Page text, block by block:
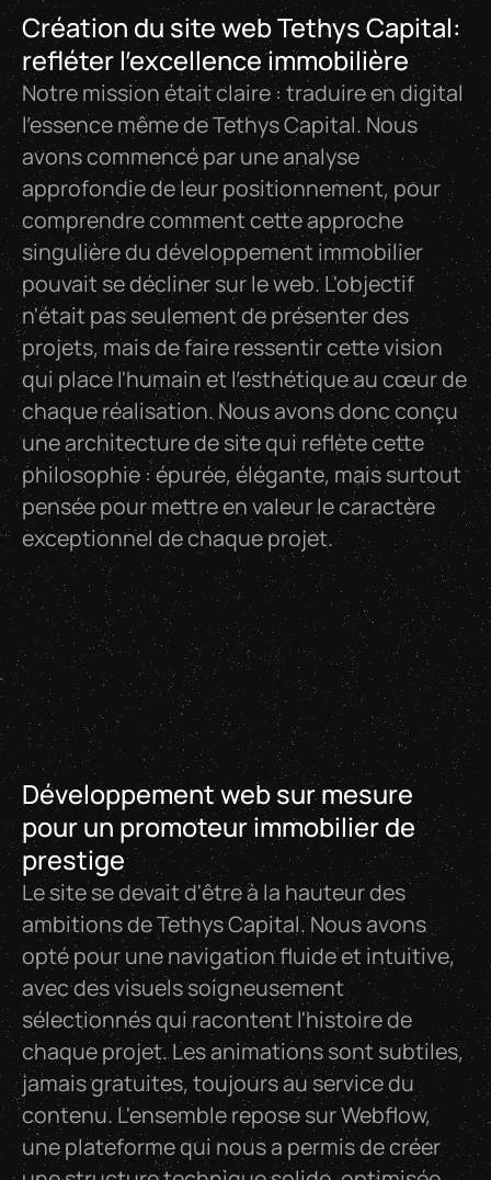
Création du site web Tethys Capital:
refléter l'excellence immobilière
Notre mission était claire : traduire en digital
l'essence même de Tethys Capital. Nous
avons commencé par une analyse
approfondie de leur positionnement, pour
comprendre comment cette approche
singulière du développement immobilier
pouvait se décliner sur le web. L'objectif
n'était pas seulement de présenter des
projets, mais de faire ressentir cette vision
qui place l'humain et l'esthétique au cœur de
chaque réalisation. Nous avons donc conçu
une architecture de site qui reflète cette
philosophie : épurée, élégante, mais surtout
pensée pour mettre en valeur le caractère
exceptionnel de chaque projet.
Développement web sur mesure
pour un promoteur immobilier de
prestige
Le site se devait d'être à la hauteur des
ambitions de Tethys Capital. Nous avons
opté pour une navigation fluide et intuitive,
avec des visuels soigneusement
sélectionnés qui racontent l'histoire de
chaque projet. Les animations sont subtiles,
jamais gratuites, toujours au service du
contenu. L'ensemble repose sur Webflow,
une plateforme qui nous a permis de créer